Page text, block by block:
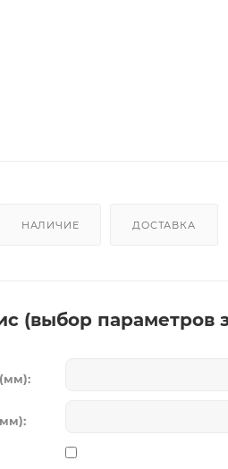
НАЛИЧИЕ ДОСТАВКА
(выбор параметров